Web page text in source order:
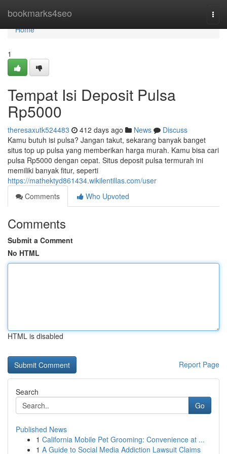
bookmarks4seo
Home
Home
1
Tempat Isi Deposit Pulsa
Rp5000
theresaxutk524483 412 days ago News
Discuss
Kamu butuh isi pulsa? Jangan takut, sekarang banyak banget
situs top up pulsa yang memberikan harga murah. Kamu bisa cari
pulsa Rp5000 dengan cepat. Situs deposit pulsa termurah ini
memiliki banyak fitur, seperti
https://mathektyd861434.wikilentillas.com/user
Comments
Who Upvoted
Comments
Submit a Comment
No HTML
HTML is disabled
Report Page
Search
Go
Published News
1 California Mobile Pet Grooming: Convenience at ...
1 A Guide to Social Media Addiction Lawsuit Claims